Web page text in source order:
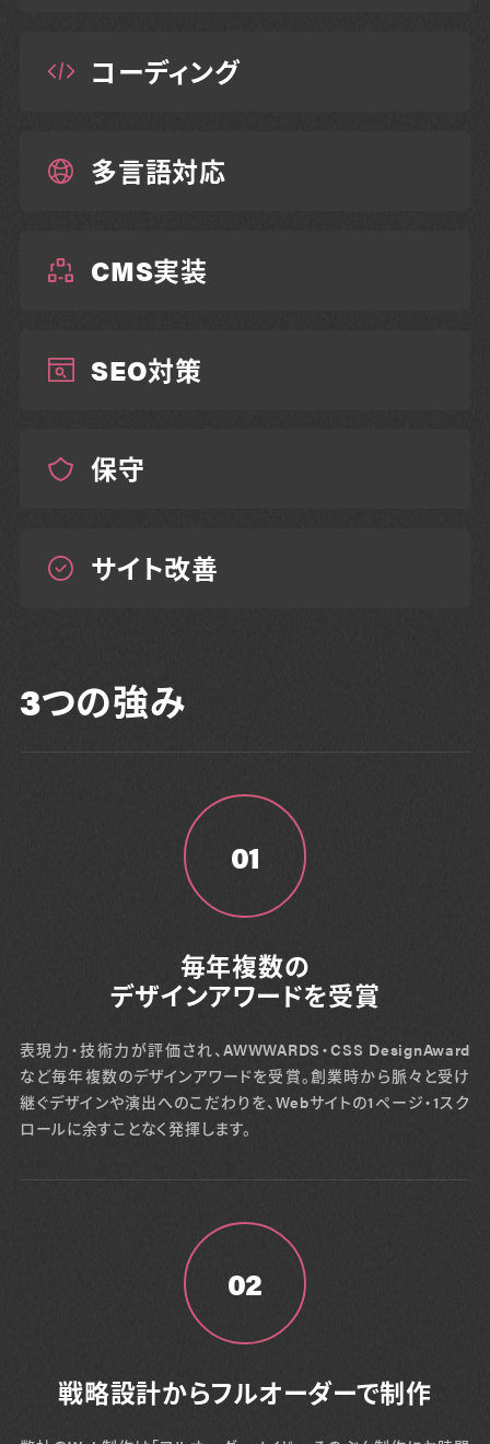
コーディング
多言語対応
CMS実装
SEO対策
保守
サイト改善
3つの強み
01
毎年複数の
デザインアワードを受賞
表現力・技術力が評価され、AWWWARDS・CSS DesignAward
など毎年複数のデザインアワードを受賞。創業時から脈々と受け
継ぐデザインや演出へのこだわりを、Webサイトの1ページ・1スク
ロールに余すことなく発揮します。
02
戦略設計からフルオーダーで制作